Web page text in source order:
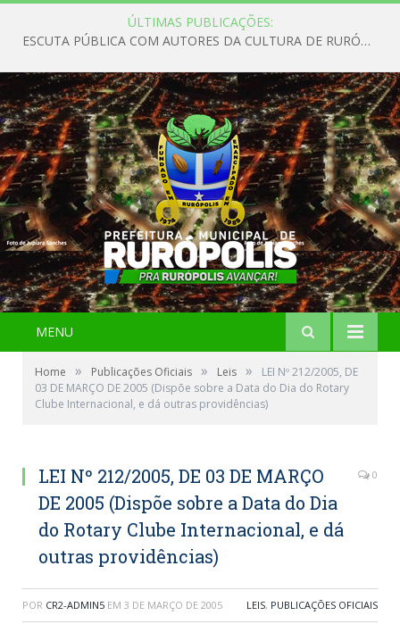
ÚLTIMAS PUBLICAÇÕES:
ESCUTA PÚBLICA COM AUTORES DA CULTURA DE RURÓPOLIS
MENU
Home » Publicações Oficiais » Leis »
LEI Nº 212/2005, DE
03 DE MARÇO DE 2005 (Dispõe sobre a Data do Dia do Rotary
Clube Internacional, e dá outras providências)
LEI Nº 212/2005, DE 03 DE MARÇO
DE 2005 (Dispõe sobre a Data do Dia
do Rotary Clube Internacional, e dá
outras providências)
0
POR CR2-ADMIN5 EM 3 DE MARÇO DE 2005 LEIS, PUBLICAÇÕES OFICIAIS